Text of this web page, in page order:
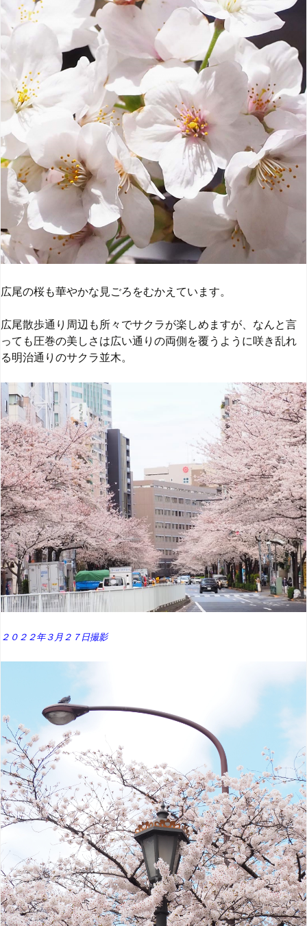
広尾の桜も華やかな見ごろをむかえています。
広尾散歩通り周辺も所々でサクラが楽しめますが、なんと言
っても圧巻の美しさは広い通りの両側を覆うように咲き乱れ
る明治通りのサクラ並木。
２０２２年３月２７日撮影